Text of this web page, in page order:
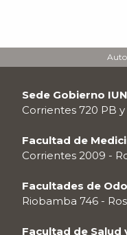
Sede Gobierno
Corrientes 720 PB y
Facultad de
Corrientes 2009 -
Facultades de
Riobamba 746 -
Facultad de Salud